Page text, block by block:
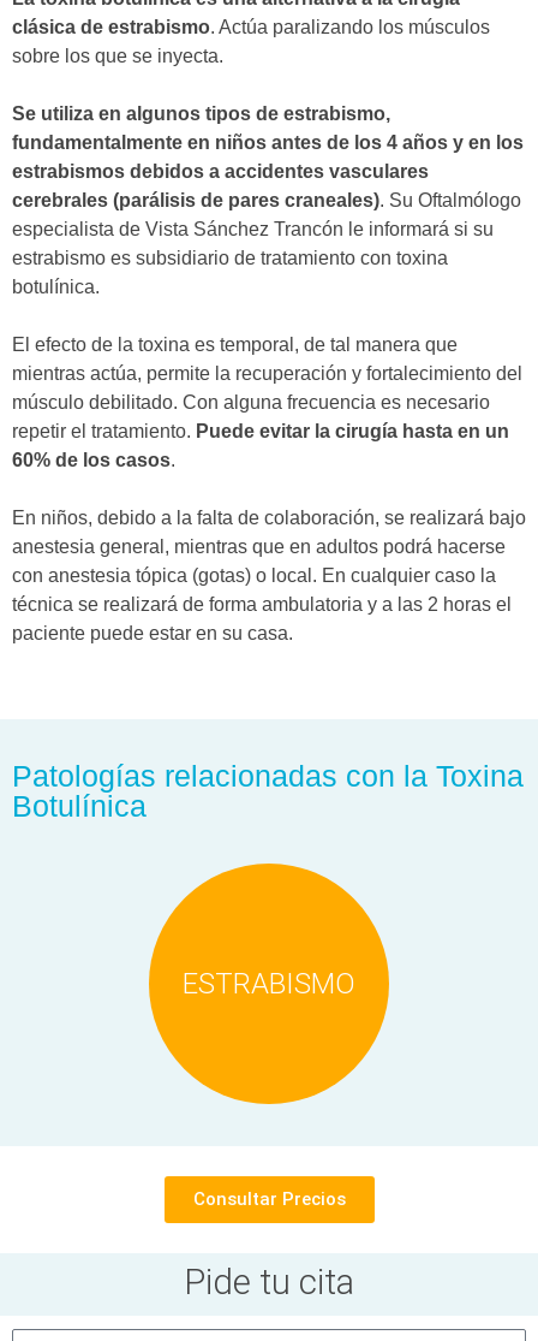
clásica de estrabismo. Actúa paralizando los músculos
sobre los que se inyecta.
Se utiliza en algunos tipos de estrabismo,
fundamentalmente en niños antes de los 4 años y en los
estrabismos debidos a accidentes vasculares
cerebrales (parálisis de pares craneales). Su Oftalmólogo
especialista de Vista Sánchez Trancón le informará si su
estrabismo es subsidiario de tratamiento con toxina
botulínica.
El efecto de la toxina es temporal, de tal manera que
mientras actúa, permite la recuperación y fortalecimiento del
músculo debilitado. Con alguna frecuencia es necesario
repetir el tratamiento. Puede evitar la cirugía hasta en un
60% de los casos.
En niños, debido a la falta de colaboración, se realizará bajo
anestesia general, mientras que en adultos podrá hacerse
con anestesia tópica (gotas) o local. En cualquier caso la
técnica se realizará de forma ambulatoria y a las 2 horas el
paciente puede estar en su casa.
Patologías relacionadas con la Toxina
Botulínica
ESTRABISMO
Consultar Precios
Pide tu cita